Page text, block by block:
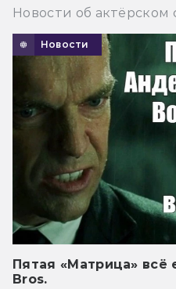
Новости об актёрском
Новости
Пятая «Матрица» всё
Bros.